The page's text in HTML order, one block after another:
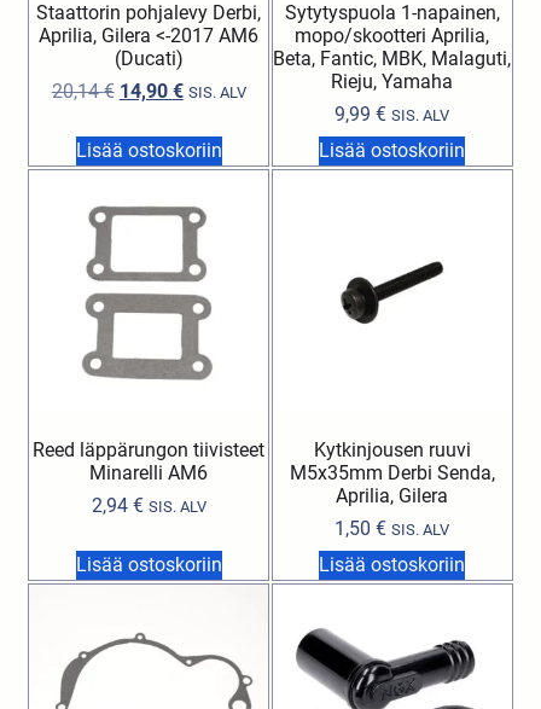
Staattorin pohjalevy Derbi,
Aprilia, Gilera <-2017 AM6
(Ducati)
20,14€ 14,90 € SIS. ALV
Lisää ostoskoriin
Sytytyspuola 1-napainen,
mopo/skootteri Aprilia,
Beta, Fantic, MBK, Malaguti,
Rieju, Yamaha
9,99€ SIS. ALV
Lisää ostoskoriin
Reed läppärungon tiivisteet
Minarelli AM6
2,94 € SIS. ALV
Lisää ostoskoriin
Kytkinjousen ruuvi
M5x35mm Derbi Senda,
Aprilia, Gilera
1,50€ SIS. ALV
Lisää ostoskoriin